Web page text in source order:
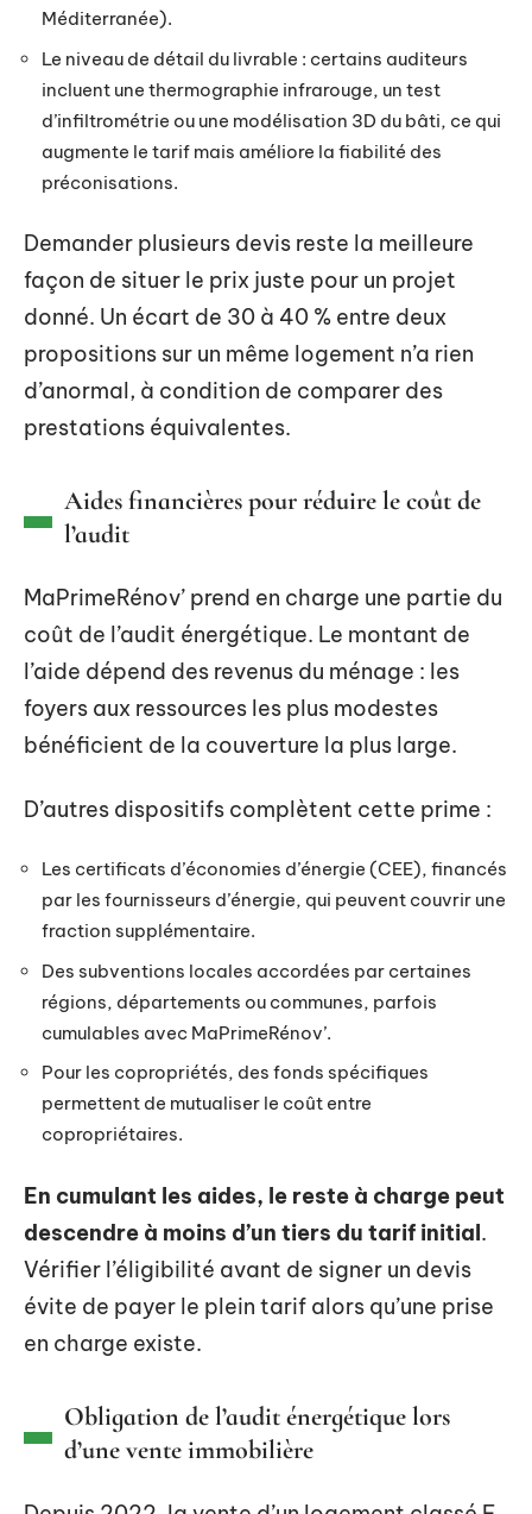
Méditerranée).
Le niveau de détail du livrable : certains auditeurs
incluent une thermographie infrarouge, un test
d’infiltrométrie ou une modélisation 3D du bâti, ce qui
augmente le tarif mais améliore la fiabilité des
préconisations.
Demander plusieurs devis reste la meilleure
façon de situer le prix juste pour un projet
donné. Un écart de 30 à 40 % entre deux
propositions sur un même logement n’a rien
d’anormal, à condition de comparer des
prestations équivalentes.
Aides financières pour réduire le coût de
l’audit
MaPrimeRénov’ prend en charge une partie du
coût de l’audit énergétique. Le montant de
l’aide dépend des revenus du ménage : les
foyers aux ressources les plus modestes
bénéficient de la couverture la plus large.
D’autres dispositifs complètent cette prime :
Les certificats d’économies d’énergie (CEE), financés
par les fournisseurs d’énergie, qui peuvent couvrir une
fraction supplémentaire.
Des subventions locales accordées par certaines
régions, départements ou communes, parfois
cumulables avec MaPrimeRénov’.
Pour les copropriétés, des fonds spécifiques
permettent de mutualiser le coût entre
copropriétaires.
En cumulant les aides, le reste à charge peut
descendre à moins d’un tiers du tarif initial.
Vérifier l’éligibilité avant de signer un devis
évite de payer le plein tarif alors qu’une prise
en charge existe.
Obligation de l’audit énergétique lors
d’une vente immobilière